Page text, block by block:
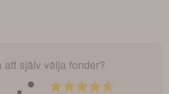
att själv välja fonder?